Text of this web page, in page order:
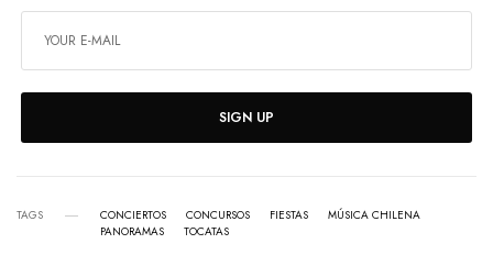
SIGN UP
TAGS CONCIERTOS CONCURSOS FIESTAS
MÚSICA CHILENA
PANORAMAS
TOCATAS